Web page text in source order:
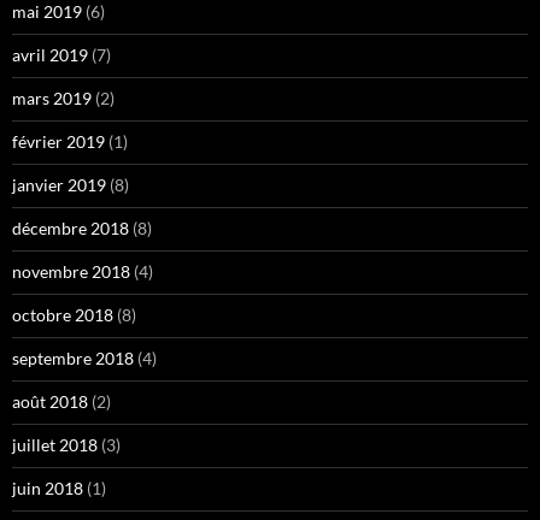
mai 2019 (6)
avril 2019 (7)
mars 2019 (2)
février 2019 (1)
janvier 2019 (8)
décembre 2018 (8)
novembre 2018 (4)
octobre 2018 (8)
septembre 2018 (4)
août 2018 (2)
juillet 2018 (3)
juin 2018 (1)